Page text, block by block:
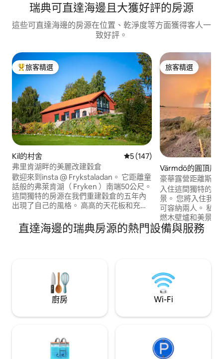
瑞典可直達海邊且大獲好評的房源
這些可直達海邊的房源在位置、乾淨度等方面獲得客人一
致好評。
旅客精選榜首
旅客精選
Kil的村舍 從 147 則評價中獲得 5 的平
5 (147)
弗里肯湖畔的美麗改建穀倉
歡迎來到insta @ Frykstaladan。 它距離童
話般的弗萊肯湖（ Fryken ）南端50公尺。
這間獨特的房源在我們重建穀倉的五年內
出現了自己的風格。 高高的天花板和充足
休息和休閒。 它包括自行車、皮劃艇和
SUP （每輛2輛） ，靠近運動和戶外娛
旅客精選
旅客精選
Värmdö的圓頂屋
豪華露營距離斯德
入住這間獨特的房
景。 您將入住我
可容納兩人。 私人海灘、露台、烤肉區、
燃木壁爐和美景。
爐上烹飪的食物。
逗樂，然後慢慢入睡。 您可以使
熱烈歡迎
直達海邊的瑞典房源的熱門設備與服務
廚房 Wi-Fi